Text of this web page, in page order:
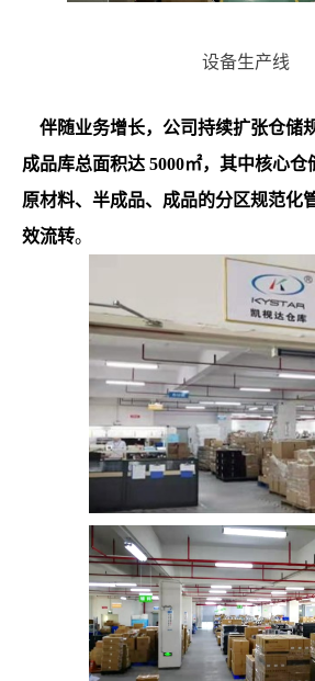
设备生产线
伴随业务增长，公司持续扩张仓储
成品库总面积达 5000㎡，其中核心仓
原材料、半成品、成品的分区规范化
效流转。